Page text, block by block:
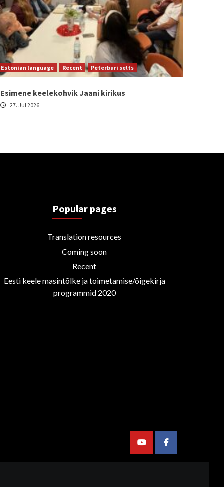
Estonian language Recent Peterburi selts
Esimene keelekohvik Jaani kirikus
27. Jul 2026
Popular pages
Translation resources
Coming soon
Recent
Eesti keele masintõlke ja toimetamise/õigekirja
programmid 2020
YoutubeFacebook